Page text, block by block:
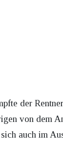
der
von dem
auch im